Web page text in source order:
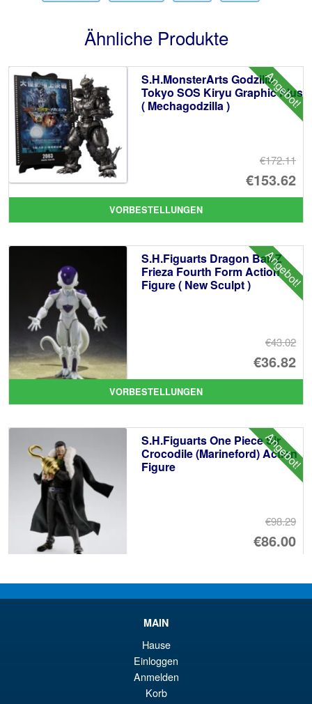
Ähnliche Produkte
Angebot!
S.H.MonsterArts Godzilla
Tokyo SOS Kiryu Graphic Plus
( Mechagodzilla )
€172.11
€153.62
VORBESTELLUNGEN
Angebot!
S.H.Figuarts Dragon Ball Z
Frieza Fourth Form Action
Figure ( New Sculpt )
€43.02
€36.82
VORBESTELLUNGEN
Angebot!
S.H.Figuarts One Piece Sir
Crocodile (Marineford) Action
Figure
€98.29
€86.00
S.H.Figuarts My Hero
Figure
MAIN
Hause
Einloggen
Anmelden
Korb